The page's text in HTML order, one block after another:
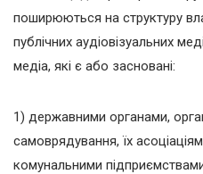
поширюються на структуру
публічних аудіовізуальних
медіа, які є або засновані:
1) державними органами,
самоврядування, їх
комунальними